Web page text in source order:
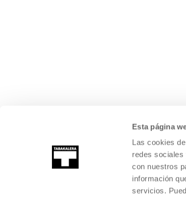
Esta página
Las cookies
redes sociales
con nuestros
información
servicios.